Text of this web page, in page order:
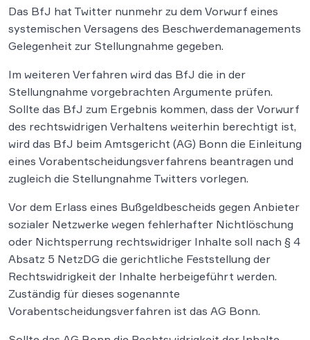
Das BfJ hat Twitter nunmehr zu dem Vorwurf eines
systemischen Versagens des Beschwerdemanagements
Gelegenheit zur Stellungnahme gegeben.
Im weiteren Verfahren wird das BfJ die in der
Stellungnahme vorgebrachten Argumente prüfen.
Sollte das BfJ zum Ergebnis kommen, dass der Vorwurf
des rechtswidrigen Verhaltens weiterhin berechtigt ist,
wird das BfJ beim Amtsgericht (AG) Bonn die Einleitung
eines Vorabentscheidungsverfahrens beantragen und
zugleich die Stellungnahme Twitters vorlegen.
Vor dem Erlass eines Bußgeldbescheids gegen Anbieter
sozialer Netzwerke wegen fehlerhafter Nichtlöschung
oder Nichtsperrung rechtswidriger Inhalte soll nach § 4
Absatz 5 NetzDG die gerichtliche Feststellung der
Rechtswidrigkeit der Inhalte herbeigeführt werden.
Zuständig für dieses sogenannte
Vorabentscheidungsverfahren ist das AG Bonn.